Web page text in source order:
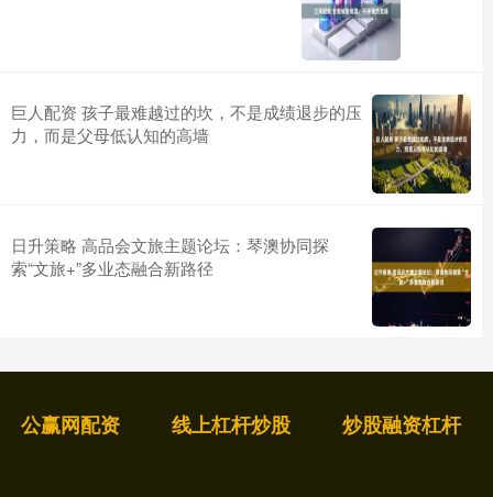
巨人配资 孩子最难越过的坎，不是成绩退步的压
力，而是父母低认知的高墙
日升策略 高品会文旅主题论坛：琴澳协同探
索“文旅+”多业态融合新路径
公赢网配资 线上杠杆炒股 炒股融资杠杆